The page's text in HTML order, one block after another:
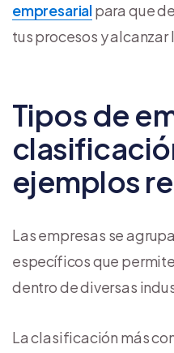
empresarialpara que
tus procesos y
Tipos de
ejemplos
Las empresas se
específicos que
dentro de diversas
La clasificación más